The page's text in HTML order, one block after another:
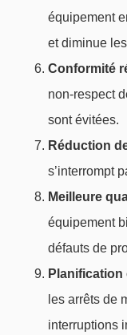
équipement
et diminue
Conformité
non-respect
sont évitées.
Réduction
s’interrompt
Meilleure
équipement
défauts de
Planification
les arrêts de
interruptions